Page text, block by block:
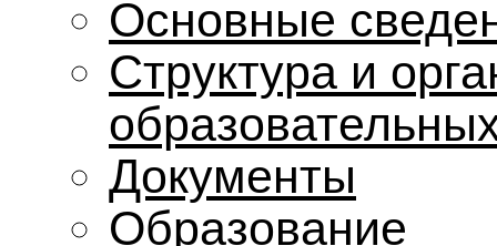
Основные
Структура и
Документы
Образование